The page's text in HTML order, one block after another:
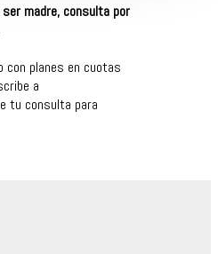
madre, consulta por
con planes en cuotas
a
tu consulta para